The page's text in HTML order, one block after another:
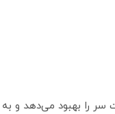
سر را بهبود می‌دهد و